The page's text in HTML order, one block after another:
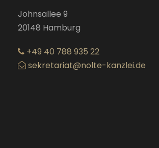
Johnsallee 9
20148 Hamburg
+49 40 788 935 22
sekretariat@nolte-kanzlei.de